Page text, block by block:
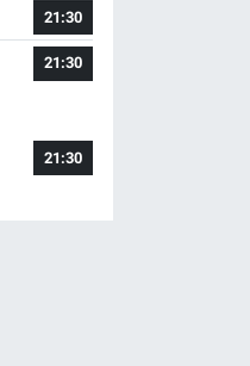
21:30
21:30
21:30